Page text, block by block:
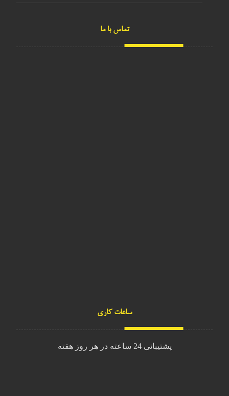
تماس با ما
ساعات کاری
پشتیبانی 24 ساعته در هر روز هفته